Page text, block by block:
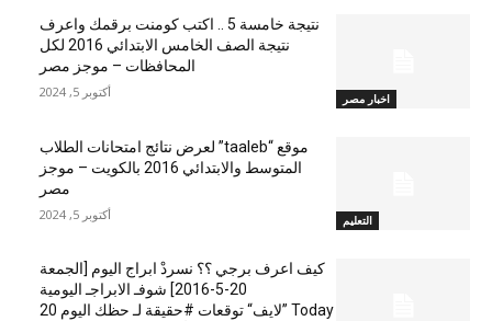
اخبار مصر
نتيجة خامسة 5 .. اكتب كومنت برقمك واعرف
نتيجة الصف الخامس الابتدائي 2016 لكل
المحافظات – موجز مصر
أكتوبر 5, 2024
التعليم
موقع “taaleb” لعرض نتائج امتحانات الطلاب
المتوسط والابتدائي 2016 بالكويت – موجز
مصر
أكتوبر 5, 2024
كيف اعرف برجي ؟؟ نسردْ ابراج اليوم [الجمعة
20-5-2016] شوفـ الابراجـ اليومية
Today ”لايف“ توقعات #حقيقة لـ حظك اليوم 20